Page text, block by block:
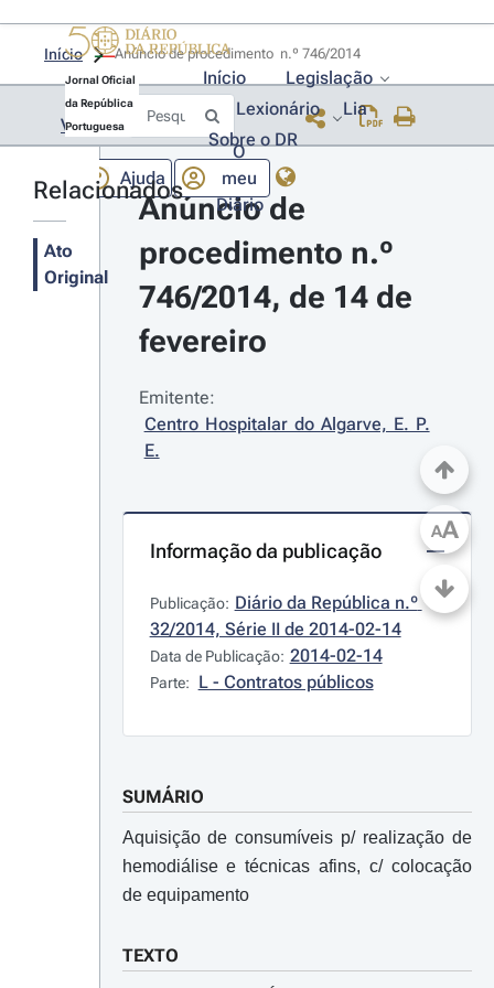
Jornal Oficial
da República
Portuguesa
Início
Legislação
Lexionário
Lia
Sobre o DR
Ajuda
O
meu
Diário
Início
Voltar
Relacionados
Ato
Original
Anúncio de
procedimento n.º
746/2014, de 14 de
fevereiro
Emitente:
Centro Hospitalar do Algarve, E. P.
E.
Informação da publicação
Publicação: Diário da República n.º
32/2014, Série II de 2014-02-14
Data de Publicação: 2014-02-14
Parte: L - Contratos públicos
SUMÁRIO
Aquisição de consumíveis p/ realização de
hemodiálise e técnicas afins, c/ colocação
de equipamento
TEXTO
AA